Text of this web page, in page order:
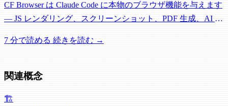
CF Browser は Claude Code に本物のブラウザ機能を与えます
— JS レンダリング、スクリーンショット、PDF 生成、AI 構
由、完全オープンソース。
7 分で読める 続きを読む →
関連概念
🏗️